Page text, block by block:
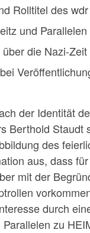
Rolltitel des
und
die Nazi-Zeit
der Identität
Berthold
des
aus, dass
mit der
durch
zu